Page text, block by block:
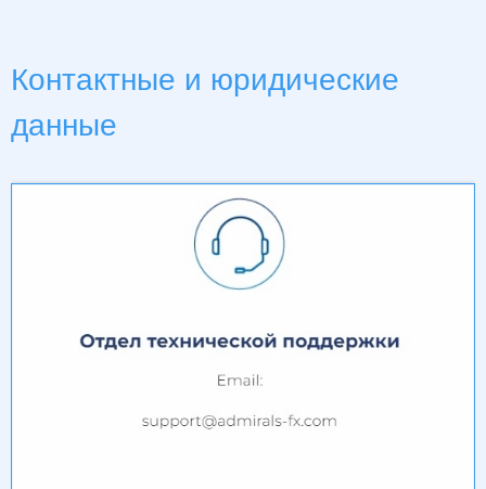
Контактные и юридические
данные